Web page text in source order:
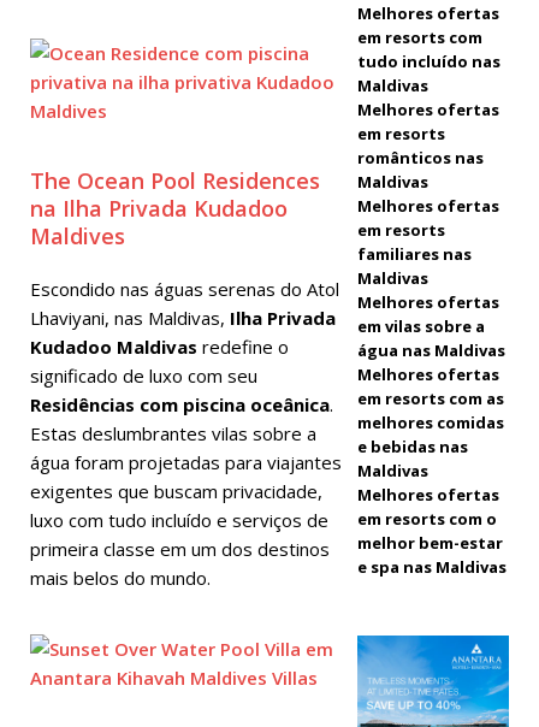
e traslados
ESPECIAIS
[ 13 de
Lua de mel
inesquecível
em Nova
Maldives
desconto no
ESPECIAIS
The Ocean Pool Residences
na Ilha Privada Kudadoo
Maldives
Escondido nas águas serenas do Atol
Lhaviyani, nas Maldivas, Ilha Privada
Kudadoo Maldivas redefine o
significado de luxo com seu
Residências com piscina oceânica.
Estas deslumbrantes vilas sobre a
água foram projetadas para viajantes
exigentes que buscam privacidade,
luxo com tudo incluído e serviços de
primeira classe em um dos destinos
mais belos do mundo.
Melhores ofertas
em resorts com
tudo incluído nas
Maldivas
Melhores ofertas
em resorts
românticos nas
Maldivas
Melhores ofertas
em resorts
familiares nas
Maldivas
Melhores ofertas
em vilas sobre a
água nas Maldivas
Melhores ofertas
em resorts com as
melhores comidas
e bebidas nas
Maldivas
Melhores ofertas
em resorts com o
melhor bem-estar
e spa nas Maldivas